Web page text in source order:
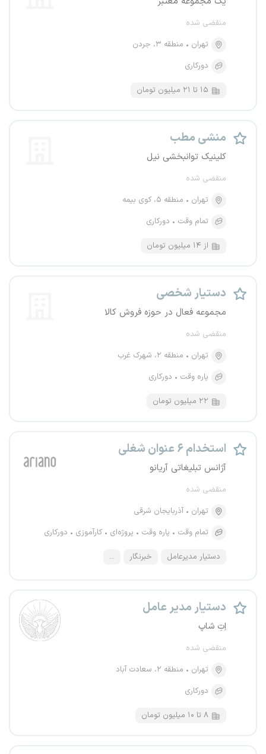
منقضی شده
تهران
منطقه ۳، جردن
دورکاری
۱۵ تا ۲۱ میلیون تومان
منشی مطب
کلینیک توانبخشی نیل
منقضی شده
تهران
منطقه ۵، کوی بیمه
تمام وقت
دورکاری
از ۱۴ میلیون تومان
دستیار شخصی
مجموعه فعال در حوزه فروش کالا
منقضی شده
تهران
منطقه ۲، شهرک غرب
پاره وقت
دورکاری
۲۲ میلیون تومان
استخدام ۶ عنوان شغلی
آژانس تبلیغاتی آریانو
منقضی شده
تهران
آذربایجان شرقی
تمام وقت
پاره وقت پروژه‌ای کارآموزی دورکاری
دستیار مدیرعامل خبرنگار ...
دستیار مدیر عامل
اِتِ شاپ
منقضی شده
تهران
منطقه ۲، سعادت آباد
دورکاری
۸ تا ۱۰ میلیون تومان